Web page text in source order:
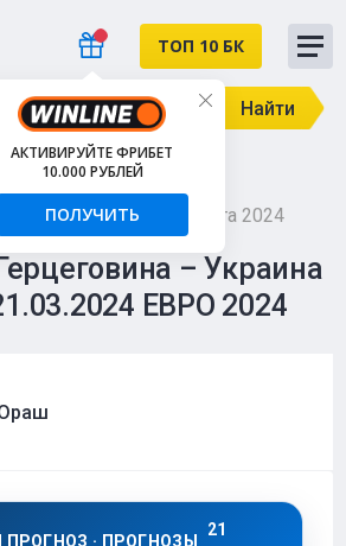
АКТИВИРУЙТЕ ФРИБЕТ
10.000 РУБЛЕЙ
ПОЛУЧИТЬ
ТОП 10 БК
Найти
Футбол
ЕВРО 2025
– Украина - 21 марта 2024
– Украина
ЕВРО 2024
· ПРОГНОЗЫ
21